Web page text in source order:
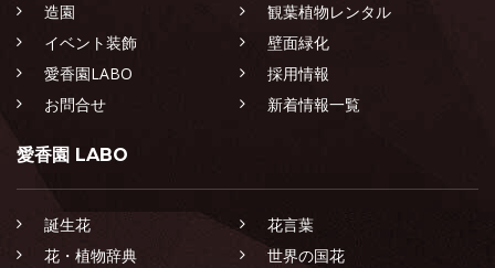
造園
観葉植物レンタル
イベント装飾
壁面緑化
愛香園LABO
採用情報
お問合せ
新着情報一覧
愛香園 LABO
誕生花
花言葉
花・植物辞典
世界の国花